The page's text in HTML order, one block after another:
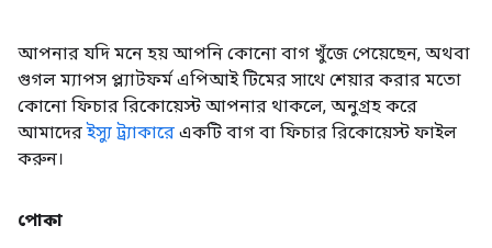
আপনার যদি মনে হয় আপনি কোনো বাগ খুঁজে পেয়েছেন, অথবা
গুগল ম্যাপস প্ল্যাটফর্ম এপিআই টিমের সাথে শেয়ার করার মতো
কোনো ফিচার রিকোয়েস্ট আপনার থাকলে, অনুগ্রহ করে
আমাদেরইস্যু ট্র্যাকারে একটি বাগ বা ফিচার রিকোয়েস্ট ফাইল
করুন।
পোকা